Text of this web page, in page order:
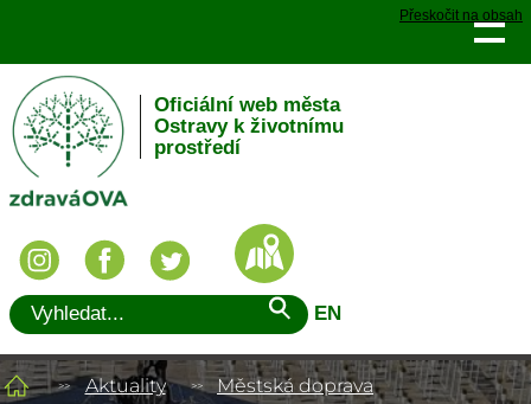
Přeskočit na obsah
Oficiální web města
Ostravy k životnímu
prostředí
EN
Aktuality Městská doprava